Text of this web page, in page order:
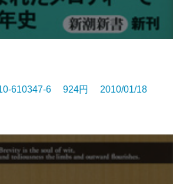
610347-6 924円 2010/01/18